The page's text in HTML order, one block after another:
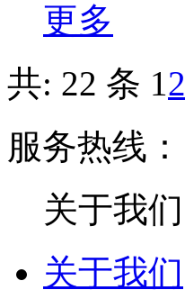
更多
共: 22 条 12
服务热线：
关于我们
关于我们